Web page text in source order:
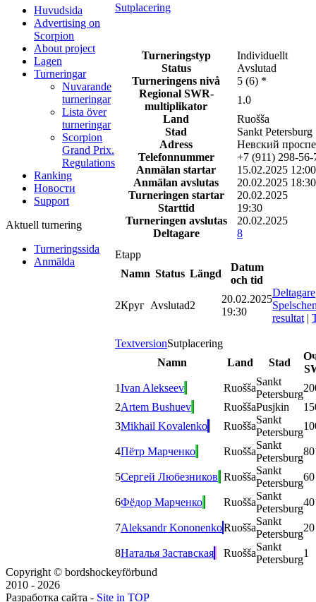
Huvudsida
Advertising on
Scorpion
About project
Lagen
Turneringar
Nuvarande
turneringar
Lista över
turneringar
Scorpion
Grand Prix.
Regulations
Ranking
Новости
Support
Aktuell turnering
Turneringssida
Anmälda
Sutplacering
Turneringstyp
Individuellt
Status
Avslutad
Turneringens nivå
5 (6) *
Regional SWR-
multiplikator
1.0
Land
Ruošša
Stad
Sankt Petersburg
Adress
Невский
Telefonnummer
+7 (911) 298-56-
Anmälan startar
15.02.2025 12:00
Anmälan avslutas
20.02.2025 18:30
Turneringen startar
20.02.2025
Starttid
19:30
Turneringen avslutas
20.02.2025
Deltagare
8
Etapp
Namn Status Längd
Datum
och tid
2Круг Avslutad2
20.02.2025
19:30
Deltagare
resultat |
TextversionSutplacering
Namn
Land Stad
1Ivan Alekseev Ruošša
Sankt
Petersburg
2Artem Bushuev RuoššaPusjkin
3Mikhail Kovalenko Ruošša
Sankt
Petersburg
4Пётр Марченко Ruošša
Sankt
Petersburg
80
5Сергей Любезников Ruošša
Sankt
Petersburg
60
6Фёдор Марченко Ruošša
Sankt
Petersburg
40
7Aleksandr KononenkoRuošša
Sankt
Petersburg
20
8Наталья Заставская Ruošša
Sankt
Petersburg
1
Copyright © bordshockeyförbund
2010 - 2026
Разработка сайта - Site in TOP